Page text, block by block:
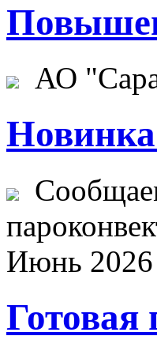
АО
Июнь 2026
Готовая